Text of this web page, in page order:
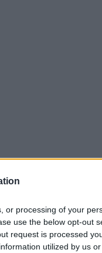
or processing of your
use the below opt-out
request is processed
utilized by us